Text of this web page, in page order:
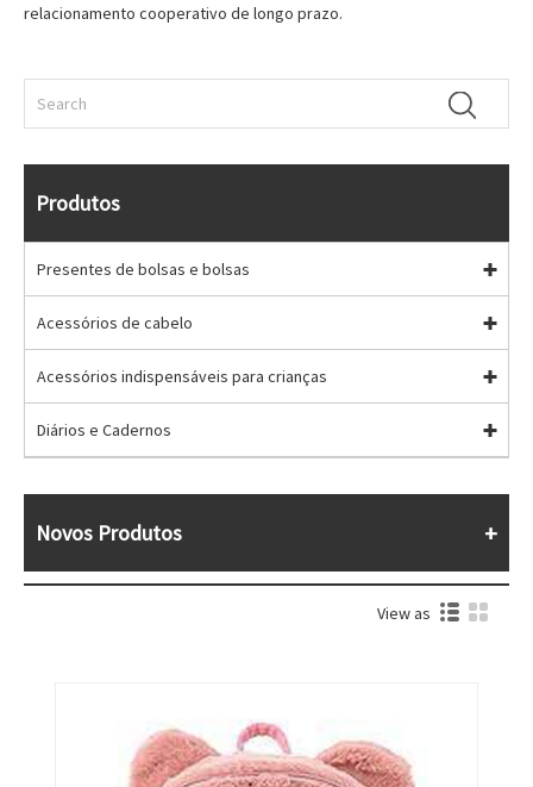
relacionamento cooperativo de longo prazo.
Produtos
Presentes de bolsas e bolsas
Acessórios de cabelo
Acessórios indispensáveis ​​para crianças
Diários e Cadernos
Novos Produtos
View as